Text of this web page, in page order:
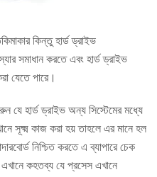
কিন্তু হার্ড ড্রাইভ
সমাধান করতে এবং হার্ড ড্রাইভ
যেতে পারে।
যে হার্ড ড্রাইভ অন্য সিস্টেমের মধ্যে
সূক্ষ্ম কাজ করা হয় তাহলে এর মানে হল
নিশ্চিত করতে এ ব্যাপারে চেক
এখানে কহতব্য যে প্রসেস এখানে